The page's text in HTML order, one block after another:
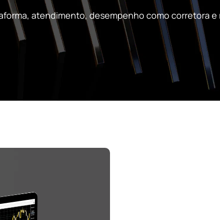
atendimento, desempenho como corretora e